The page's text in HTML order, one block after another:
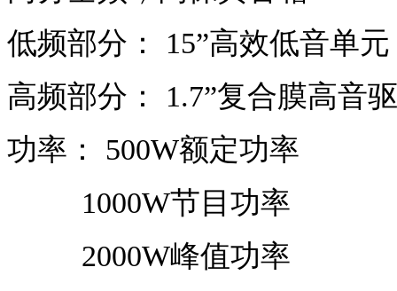
低频部分：
15”高效低音单元
高频部分：
1.7”复合膜高音
功率：
500W额定功率
1000W节目功率
2000W峰值功率